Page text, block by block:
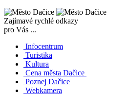
Zajímavé rychlé odkazy
pro Vás ...
Infocentrum
Turistika
Kultura
Cena města Dačice
Poznej Dačice
Webkamera